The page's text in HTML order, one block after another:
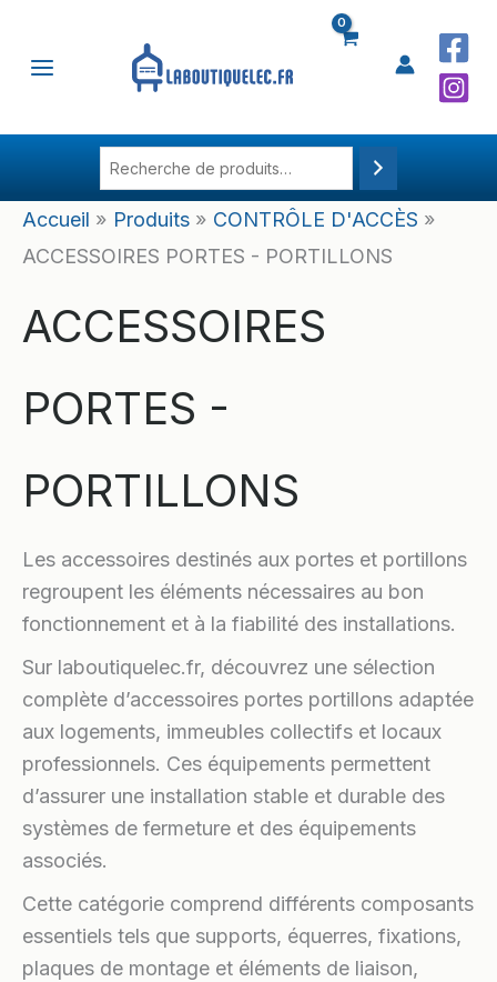
contenu
Accueil Produits
CONTRÔLE D'ACCÈS
ACCESSOIRES PORTES - PORTILLONS
ACCESSOIRES
PORTES -
PORTILLONS
Les accessoires destinés aux portes et portillons
regroupent les éléments nécessaires au bon
fonctionnement et à la fiabilité des installations.
Sur laboutiquelec.fr, découvrez une sélection
complète d’accessoires portes portillons adaptée
aux logements, immeubles collectifs et locaux
professionnels. Ces équipements permettent
d’assurer une installation stable et durable des
systèmes de fermeture et des équipements
associés.
Cette catégorie comprend différents composants
essentiels tels que supports, équerres, fixations,
plaques de montage et éléments de liaison,